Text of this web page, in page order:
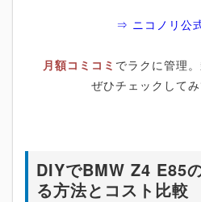
⇒ ニコノリ公
月額コミコミ でラクに管理
ぜひチェックしてみ
DIYでBMW Z4 E85
る方法とコスト比較